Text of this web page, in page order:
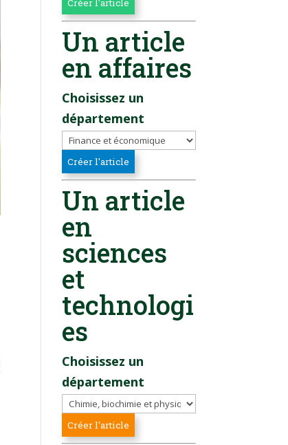
Un article
en affaires
Choisissez un
département
Un article
en
sciences
et
technologi
es
Choisissez un
département